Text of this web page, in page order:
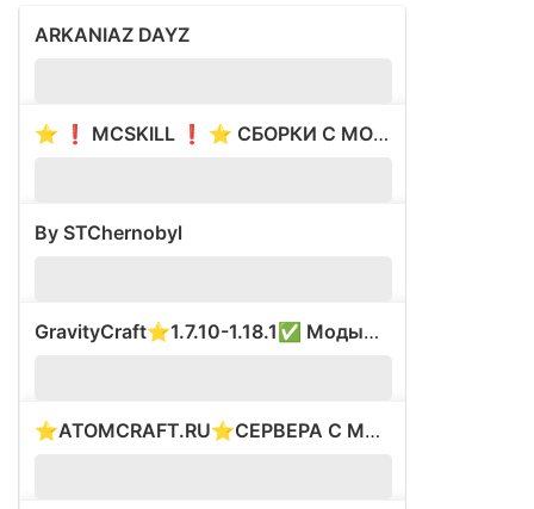
ARKANIAZ DAYZ
⭐ ❗ MCSKILL ❗ ⭐ СБОРКИ С МОДАМИ ⭐ ВАЙП 17.05 ⭐
By STChernobyl
GravityCraft⭐1.7.10-1.18.1✅ Моды⭐Был ВАЙП⚡
⭐ATOMCRAFT.RU⭐СЕРВЕРА С МОДАМИ⭐ВАЙП 28.02⭐